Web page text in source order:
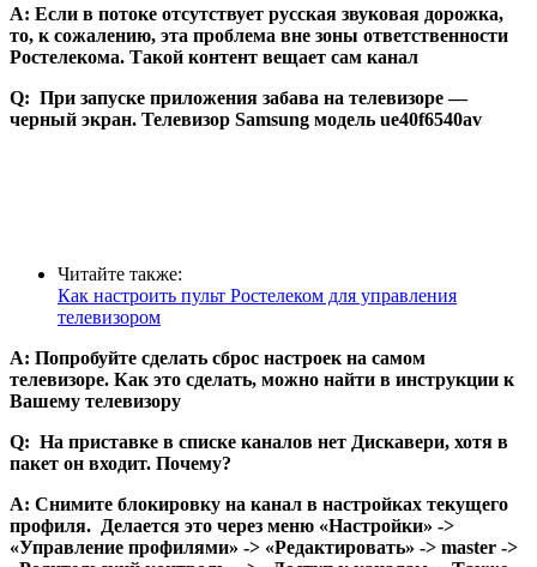
А: Если в потоке отсутствует русская звуковая дорожка,
то, к сожалению, эта проблема вне зоны ответственности
Ростелекома. Такой контент вещает сам канал
Q: При запуске приложения забава на телевизоре —
черный экран. Телевизор Samsung модель ue40f6540av
Читайте также:
Как настроить пульт Ростелеком для управления
телевизором
А: Попробуйте сделать сброс настроек на самом
телевизоре. Как это сделать, можно найти в инструкции к
Вашему телевизору
Q: На приставке в списке каналов нет Дискавери, хотя в
пакет он входит. Почему?
А: Снимите блокировку на канал в настройках текущего
профиля. Делается это через меню «Настройки» ->
«Управление профилями» -> «Редактировать» -> master ->